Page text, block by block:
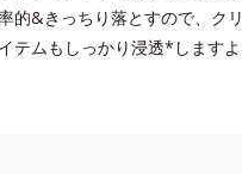
的&きっちり落とすので、ク
テムもしっかり浸透*しますよ